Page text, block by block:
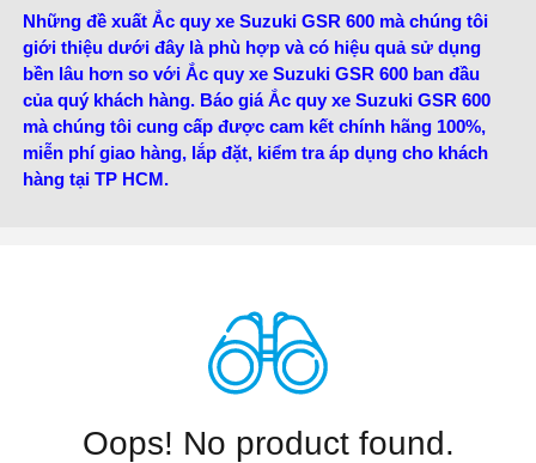
Những đề xuất Ắc quy xe Suzuki GSR 600 mà chúng tôi
giới thiệu dưới đây là phù hợp và có hiệu quả sử dụng
bền lâu hơn so với Ắc quy xe Suzuki GSR 600 ban đầu
của quý khách hàng. Báo giá Ắc quy xe Suzuki GSR 600
mà chúng tôi cung cấp được cam kết chính hãng 100%,
miễn phí giao hàng, lắp đặt, kiểm tra áp dụng cho khách
hàng tại TP HCM.
Oops! No product found.